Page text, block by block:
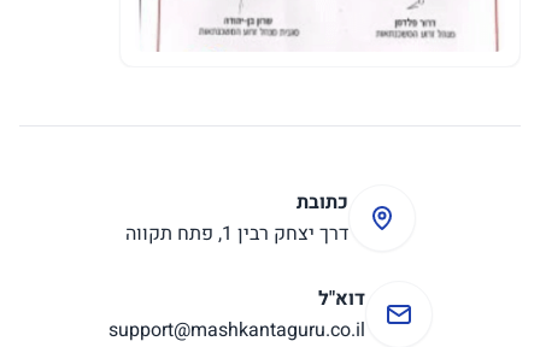
כתובת
דרך יצחק רבין 1, פתח תקווה
דוא"ל
support@mashkantaguru.co.il